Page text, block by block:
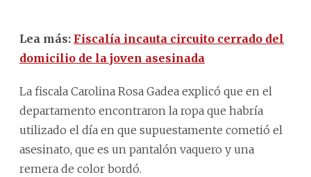
Lea más: Fiscalía incauta circuito cerrado del
domicilio de la joven asesinada
La fiscala Carolina Rosa Gadea explicó que en el
departamento encontraron la ropa que habría
utilizado el día en que supuestamente cometió el
asesinato, que es un pantalón vaquero y una
remera de color bordó.